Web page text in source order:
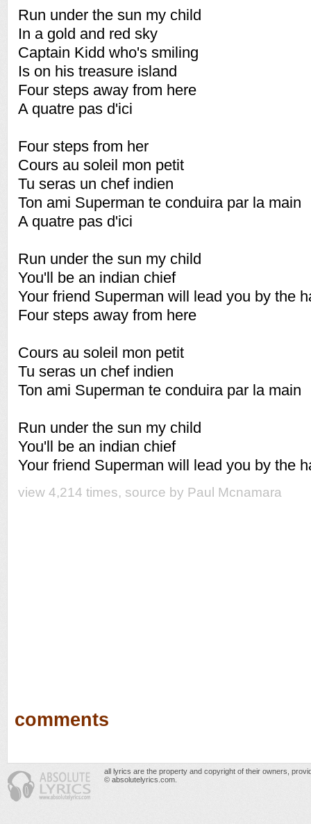
Run under the sun my child
In a gold and red sky
Captain Kidd who's smiling
Is on his treasure island
Four steps away from here
A quatre pas d'ici
Four steps from her
Cours au soleil mon petit
Tu seras un chef indien
Ton ami Superman te conduira par la main
A quatre pas d'ici
Run under the sun my child
You'll be an indian chief
Your friend Superman will lead you by the
Four steps away from here
Cours au soleil mon petit
Tu seras un chef indien
Ton ami Superman te conduira par la main
Run under the sun my child
You'll be an indian chief
Your friend Superman will lead you by the
view 4,214 times, source by Paul Mcnamara
comments
all lyrics are the property and copyright of their owners,
© absolutelyrics.com.